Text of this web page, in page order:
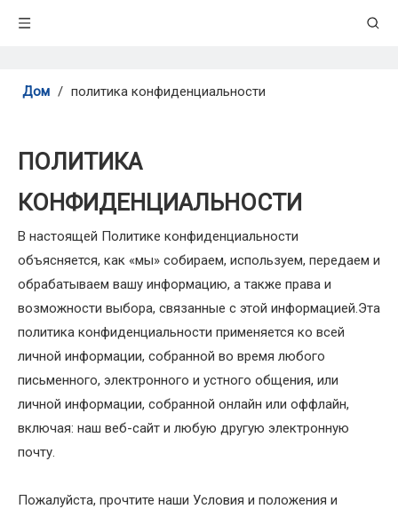
Дом / политика конфиденциальности
ПОЛИТИКА
КОНФИДЕНЦИАЛЬНОСТИ
В настоящей Политике конфиденциальности
объясняется, как «мы» собираем, используем, передаем и
обрабатываем вашу информацию, а также права и
возможности выбора, связанные с этой информацией.Эта
политика конфиденциальности применяется ко всей
личной информации, собранной во время любого
письменного, электронного и устного общения, или
личной информации, собранной онлайн или оффлайн,
включая: наш веб-сайт и любую другую электронную
почту.
Пожалуйста, прочтите наши Условия и положения и